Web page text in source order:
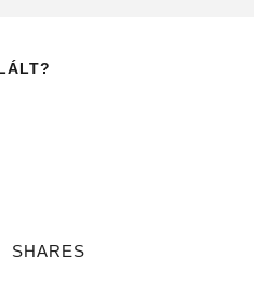
SHARES